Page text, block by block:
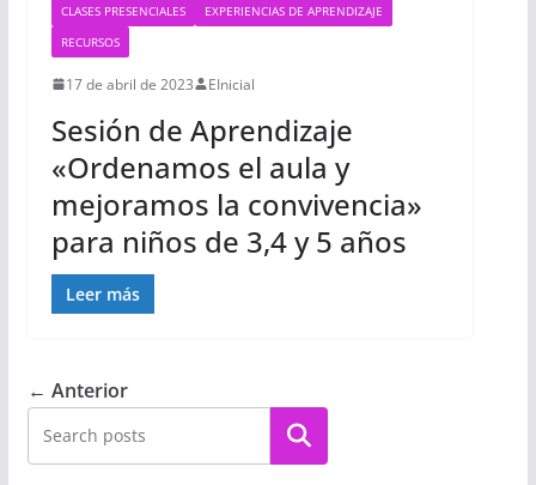
CLASES PRESENCIALES
EXPERIENCIAS DE APRENDIZAJE
RECURSOS
17 de abril de 2023 EInicial
Sesión de Aprendizaje
«Ordenamos el aula y
mejoramos la convivencia»
para niños de 3,4 y 5 años
Leer más
← Anterior
Buscar